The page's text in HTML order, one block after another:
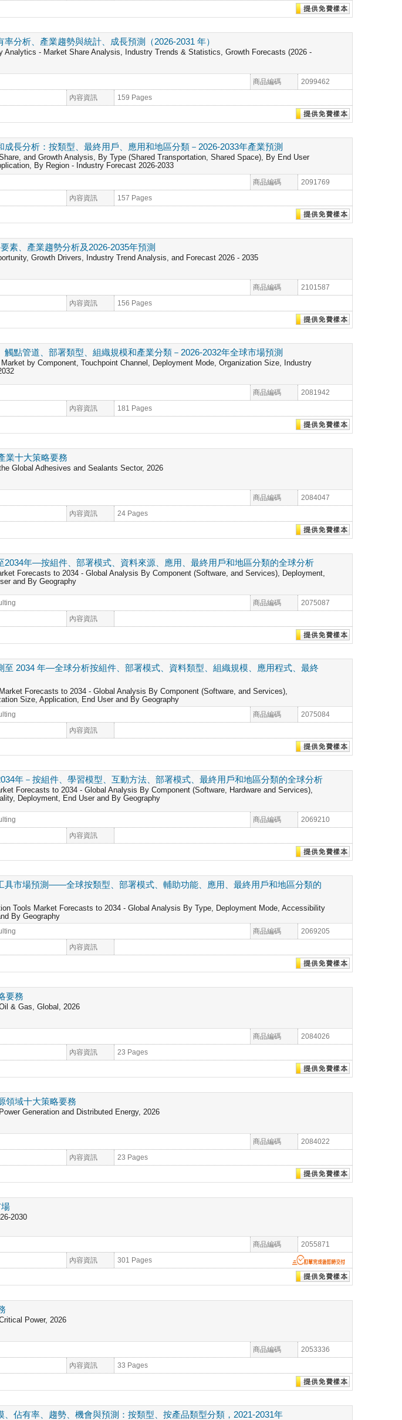
分析、產業趨勢與統計、成長預測（2026-2031 年）
Analytics - Market Share Analysis, Industry Trends & Statistics, Growth Forecasts (2026 -
商品編碼 2099462
內容資訊 159 Pages
長分析：按類型、最終用戶、應用和地區分類－2026-2033年產業預測
and Growth Analysis, By Type (Shared Transportation, Shared Space), By End User
By Region - Industry Forecast 2026-2033
商品編碼 2091769
內容資訊 157 Pages
素、產業趨勢分析及2026-2035年預測
Growth Drivers, Industry Trend Analysis, and Forecast 2026 - 2035
商品編碼 2101587
內容資訊 156 Pages
點管道、部署類型、組織規模和產業分類－2026-2032年全球市場預測
by Component, Touchpoint Channel, Deployment Mode, Organization Size, Industry
商品編碼 2081942
內容資訊 181 Pages
業十大策略要務
Global Adhesives and Sealants Sector, 2026
商品編碼 2084047
內容資訊 24 Pages
2034年—按組件、部署模式、資料來源、應用、最終用戶和地區分類的全球分析
Forecasts to 2034 - Global Analysis By Component (Software, and Services), Deployment,
and By Geography
商品編碼 2075087
內容資訊
至 2034 年—全球分析按組件、部署模式、資料類型、組織規模、應用程式、最終
Forecasts to 2034 - Global Analysis By Component (Software, and Services),
Size, Application, End User and By Geography
商品編碼 2075084
內容資訊
年－按組件、學習模型、互動方法、部署模式、最終用戶和地區分類的全球分析
Forecasts to 2034 - Global Analysis By Component (Software, Hardware and Services),
Deployment, End User and By Geography
商品編碼 2069210
內容資訊
具市場預測——全球按類型、部署模式、輔助功能、應用、最終用戶和地區分類的
Tools Market Forecasts to 2034 - Global Analysis By Type, Deployment Mode, Accessibility
By Geography
商品編碼 2069205
內容資訊
要務
& Gas, Global, 2026
商品編碼 2084026
內容資訊 23 Pages
領域十大策略要務
Generation and Distributed Energy, 2026
商品編碼 2084022
內容資訊 23 Pages
2030
商品編碼 2055871
內容資訊 301 Pages
Power, 2026
商品編碼 2053336
內容資訊 33 Pages
佔有率、趨勢、機會與預測：按類型、按產品類型分類，2021-2031年